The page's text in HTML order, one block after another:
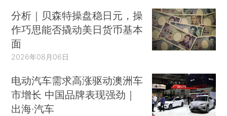
分析｜贝森特操盘稳日元，操
作巧思能否撬动美日货币基本
面
2026年08月06日
电动汽车需求高涨驱动澳洲车
市增长 中国品牌表现强劲｜
出海·汽车